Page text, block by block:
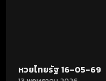
หวยไทยรัฐ 16-05-69